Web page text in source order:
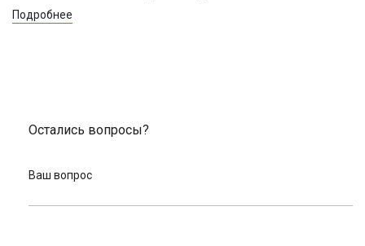
Подробнее
Остались вопросы?
Ваш вопрос